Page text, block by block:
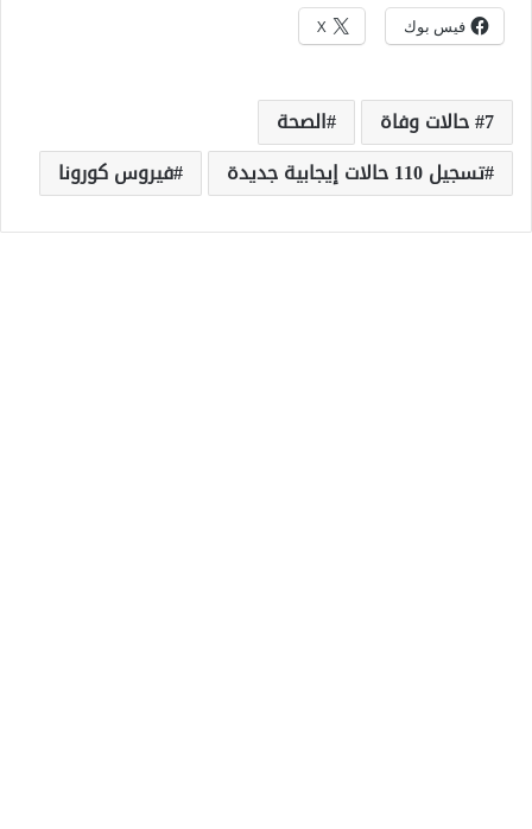
فيس بوك X
7 حالات وفاة
الصحة
تسجيل 110 حالات إيجابية جديدة
فيروس كورونا